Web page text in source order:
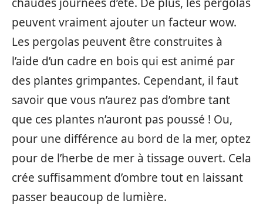
peuvent vraiment ajouter un facteur wow.
Les pergolas peuvent être construites à
l’aide d’un cadre en bois qui est animé par
des plantes grimpantes. Cependant, il faut
savoir que vous n’aurez pas d’ombre tant
que ces plantes n’auront pas poussé ! Ou,
pour une différence au bord de la mer, optez
pour de l’herbe de mer à tissage ouvert. Cela
crée suffisamment d’ombre tout en laissant
passer beaucoup de lumière.